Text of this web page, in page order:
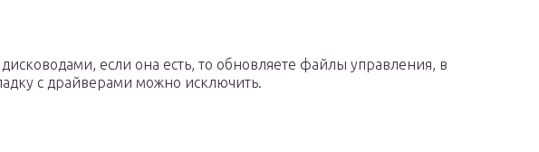
если она есть, то обновляете файлы управления, в
с драйверами можно исключить.